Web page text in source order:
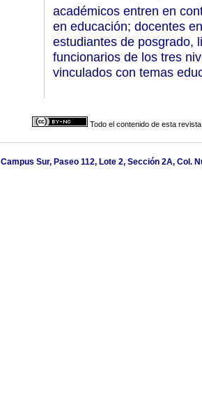
académicos entren en
en educación; docentes
estudiantes de posgrado,
funcionarios de los tres
vinculados con temas
Todo el contenido de esta
Campus Sur, Paseo 112, Lote 2, Sección 2A, Col.